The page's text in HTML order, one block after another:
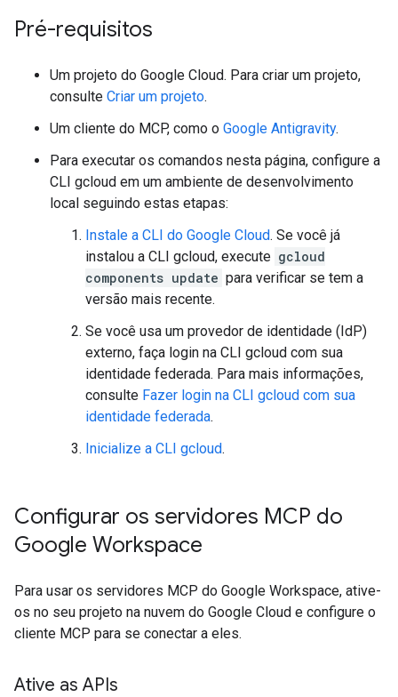
Pré-requisitos
Um projeto do Google Cloud. Para criar um projeto,
consulte Criar um projeto.
Um cliente do MCP, como o Google Antigravity.
Para executar os comandos nesta página, configure a
CLI gcloud em um ambiente de desenvolvimento
local seguindo estas etapas:
Instale a CLI do Google Cloud. Se você já
instalou a CLI gcloud, execute gcloud
components update para verificar se tem a
versão mais recente.
Se você usa um provedor de identidade (IdP)
externo, faça login na CLI gcloud com sua
identidade federada. Para mais informações,
consulte Fazer login na CLI gcloud com sua
identidade federada.
Inicialize a CLI gcloud.
Configurar os servidores MCP do
Google Workspace
Para usar os servidores MCP do Google Workspace, ative-
os no seu projeto na nuvem do Google Cloud e configure o
cliente MCP para se conectar a eles.
Ative as APIs